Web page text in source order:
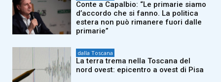
Conte a Capalbio: “Le primarie siamo
d’accordo che si fanno. La politica
estera non può rimanere fuori dalle
primarie”
dalla Toscana
La terra trema nella Toscana del
nord ovest: epicentro a ovest di Pisa